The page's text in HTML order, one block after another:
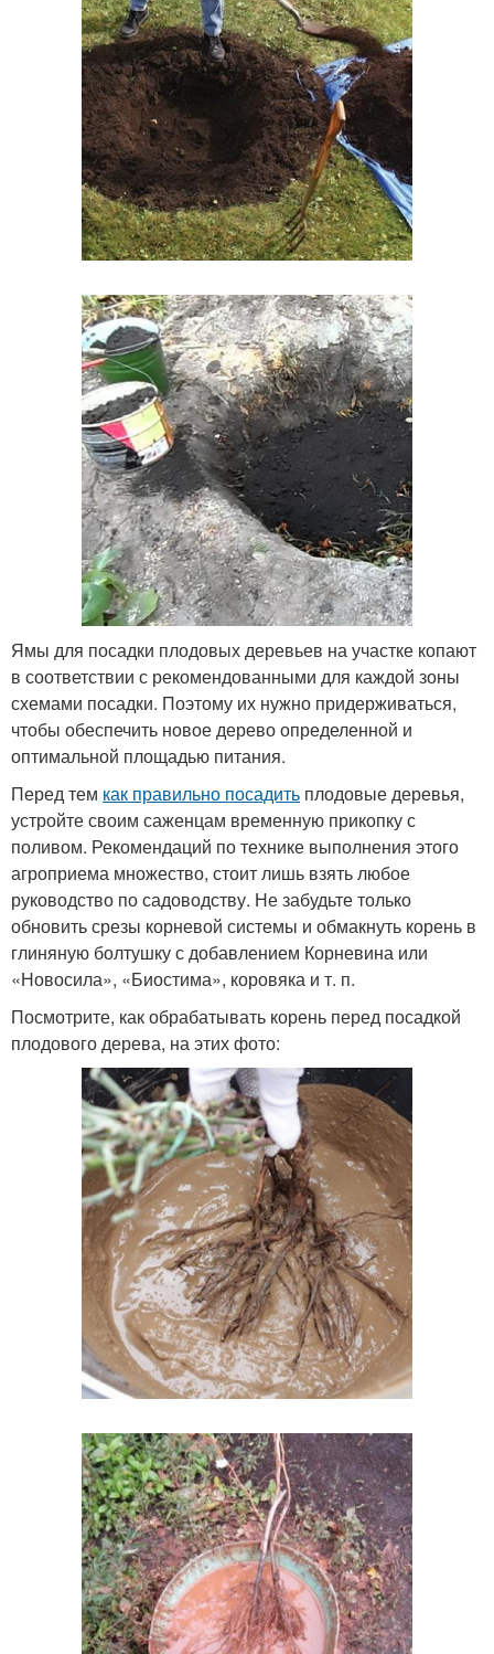
Ямы для посадки плодовых деревьев на участке копают
в соответствии с рекомендованными для каждой зоны
схемами посадки. Поэтому их нужно придерживаться,
чтобы обеспечить новое дерево определенной и
оптимальной площадью питания.
Перед тем как правильно посадить плодовые деревья,
устройте своим саженцам временную прикопку с
поливом. Рекомендаций по технике выполнения этого
агроприема множество, стоит лишь взять любое
руководство по садоводству. Не забудьте только
обновить срезы корневой системы и обмакнуть корень в
глиняную болтушку с добавлением Корневина или
«Новосила», «Биостима», коровяка и т. п.
Посмотрите, как обрабатывать корень перед посадкой
плодового дерева, на этих фото: